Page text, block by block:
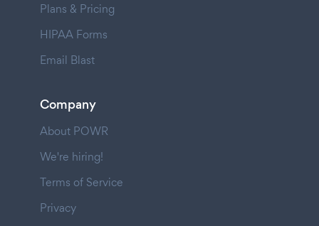
Plans & Pricing
HIPAA Forms
Email Blast
Company
About POWR
We're hiring!
Terms of Service
Privacy